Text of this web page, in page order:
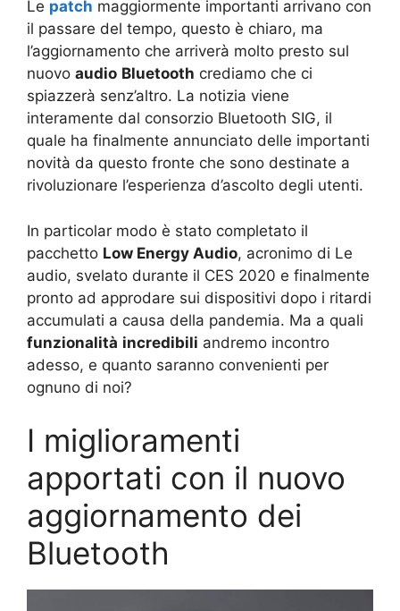
Le patch maggiormente importanti arrivano con
il passare del tempo, questo è chiaro, ma
l’aggiornamento che arriverà molto presto sul
nuovo audio Bluetooth crediamo che ci
spiazzerà senz’altro. La notizia viene
interamente dal consorzio Bluetooth SIG, il
quale ha finalmente annunciato delle importanti
novità da questo fronte che sono destinate a
rivoluzionare l’esperienza d’ascolto degli utenti.
In particolar modo è stato completato il
pacchetto Low Energy Audio, acronimo di Le
audio, svelato durante il CES 2020 e finalmente
pronto ad approdare sui dispositivi dopo i ritardi
accumulati a causa della pandemia. Ma a quali
funzionalità incredibili andremo incontro
adesso, e quanto saranno convenienti per
ognuno di noi?
I miglioramenti
apportati con il nuovo
aggiornamento dei
Bluetooth